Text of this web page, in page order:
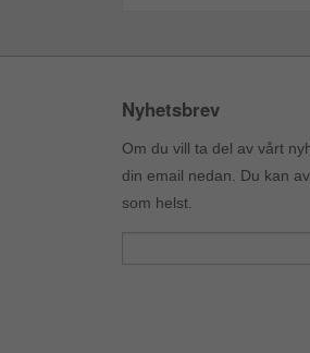
Nyhetsbrev
Om du vill ta del av vårt
din email nedan. Du kan
som helst.